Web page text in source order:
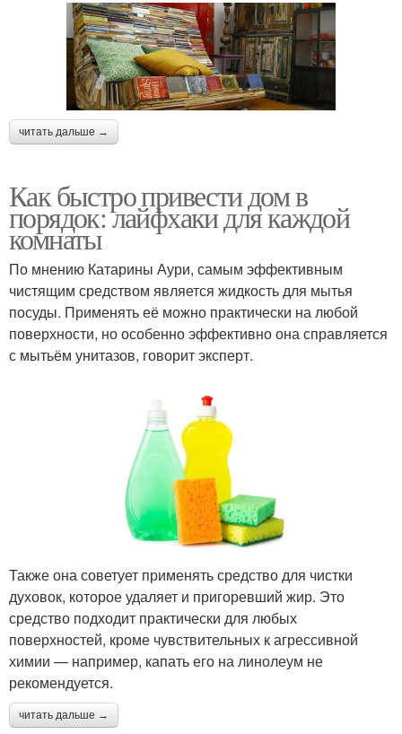
читать дальше →
Как быстро привести дом в
порядок: лайфхаки для каждой
комнаты
По мнению Катарины Аури, самым эффективным
чистящим средством является жидкость для мытья
посуды. Применять её можно практически на любой
поверхности, но особенно эффективно она справляется
с мытьём унитазов, говорит эксперт.
Также она советует применять средство для чистки
духовок, которое удаляет и пригоревший жир. Это
средство подходит практически для любых
поверхностей, кроме чувствительных к агрессивной
химии — например, капать его на линолеум не
рекомендуется.
читать дальше →